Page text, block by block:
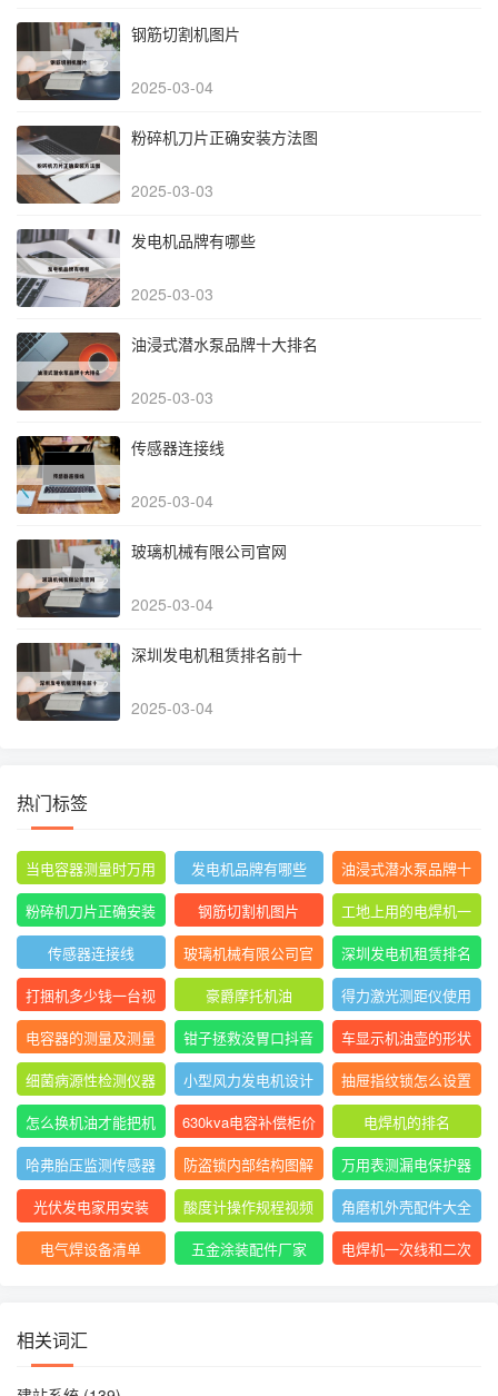
钢筋切割机图片
2025-03-04
粉碎机刀片正确安装方法图
2025-03-03
发电机品牌有哪些
2025-03-03
油浸式潜水泵品牌十大排名
2025-03-03
传感器连接线
2025-03-04
玻璃机械有限公司官网
2025-03-04
深圳发电机租赁排名前十
2025-03-04
热门标签
当电容器测量时万用
表指针摆动后停止不
动
发电机品牌有哪些
油浸式潜水泵品牌十
大排名
粉碎机刀片正确安装
方法图
钢筋切割机图片
工地上用的电焊机一
般是直流还是交流
传感器连接线
玻璃机械有限公司官
网
深圳发电机租赁排名
前十
打捆机多少钱一台视
频
豪爵摩托机油
得力激光测距仪使用
方法
电容器的测量及测量
结果怎么写
钳子拯救没胃口抖音
车显示机油壶的形状
是什么意思
细菌病源性检测仪器
是什么
小型风力发电机设计
与制作
抽屉指纹锁怎么设置
指纹
怎么换机油才能把机
油放干净
630kva电容补偿柜价
格
电焊机的排名
哈弗胎压监测传感器
防盗锁内部结构图解
图片
万用表测漏电保护器
短路怎么回事
光伏发电家用安装 酸度计操作规程视频
角磨机外壳配件大全
电气焊设备清单
五金涂装配件厂家
电焊机一次线和二次
相关词汇